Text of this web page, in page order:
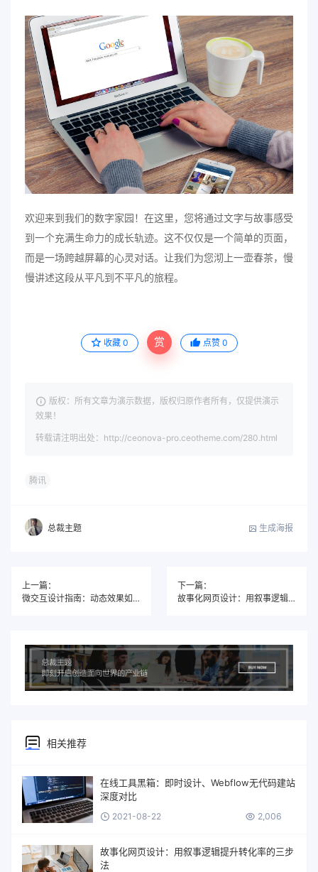
欢迎来到我们的数字家园！在这里，您将通过文字与故事感受
到一个充满生命力的成长轨迹。这不仅仅是一个简单的页面，
而是一场跨越屏幕的心灵对话。让我们为您沏上一壶春茶，慢
慢讲述这段从平凡到不平凡的旅程。
收藏 0 赏 点赞 0
版权：所有文章为演示数据，版权归原作者所有，仅提供演示
效果！
转载请注明出处：http://ceonova-pro.ceotheme.com/280.html
腾讯
总裁主题 生成海报
上一篇：
微交互设计指南：动态效果如何触发用户情绪反馈
下一篇：
故事化网页设计：用叙事逻辑提升转化率的三步法
相关推荐
在线工具黑箱：即时设计、Webflow无代码建站
深度对比
2021-08-22 2,006
故事化网页设计：用叙事逻辑提升转化率的三步
法